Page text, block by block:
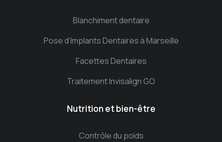
Blanchiment dentaire
Pose d’Implants Dentaires à Marseille
Facettes Dentaires
Traitement Invisalign GO
Nutrition et bien-être
Contrôle du poids